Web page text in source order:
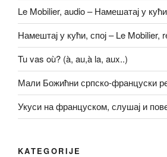
Le Mobilier, audio – Намешатај у
Намештај у кући, спој – Le Mobilier,
Tu vas où? (à, au,à la, aux..)
Мали Божићни српско-француски
Укуси на француском, слушај и
KATEGORIJE